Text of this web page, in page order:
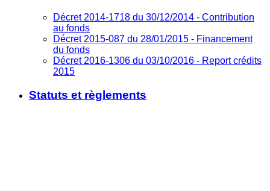
Décret 2014-1718 du 30/12/2014 - Contribution
au fonds
Décret 2015-087 du 28/01/2015 - Financement
du fonds
Décret 2016-1306 du 03/10/2016 - Report crédits
2015
Statuts et règlements